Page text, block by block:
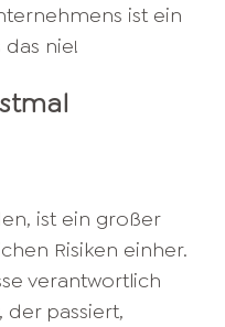
ist ein
das nie!
ist ein großer
Risiken einher.
verantwortlich
, der passiert,